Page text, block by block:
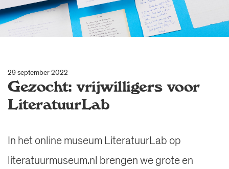
29 september 2022
Gezocht: vrijwilligers voor
LiteratuurLab
In het online museum LiteratuurLab op
literatuurmuseum.nl brengen we grote en